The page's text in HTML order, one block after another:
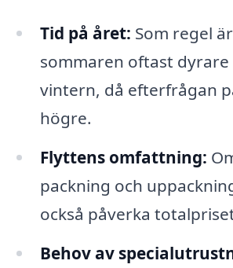
Tid på året: Som regel
sommaren oftast
vintern, då efterfrågan
högre.
Flyttens omfattning:
packning och
också påverka
Behov av